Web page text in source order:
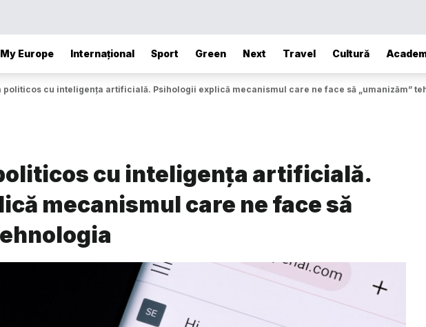
My Europe Internațional Sport Green Next Travel Cultură
politicos cu inteligența artificială. Psihologii explică mecanismul care ne face să „umanizăm”
cu inteligența artificială.
mecanismul care ne face să